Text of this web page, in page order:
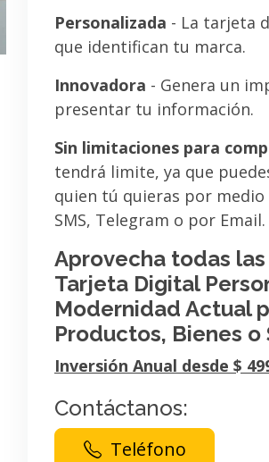
Personalizada - La tarjeta
que identifican tu marca.
Innovadora - Genera un
presentar tu información.
Sin limitaciones para
tendrá limite, ya que
quien tú quieras por
SMS, Telegram o por Email.
Aprovecha todas
Tarjeta Digital
Modernidad Actual
Productos, Bienes o
Inversión Anual desde $
Contáctanos:
Teléfono